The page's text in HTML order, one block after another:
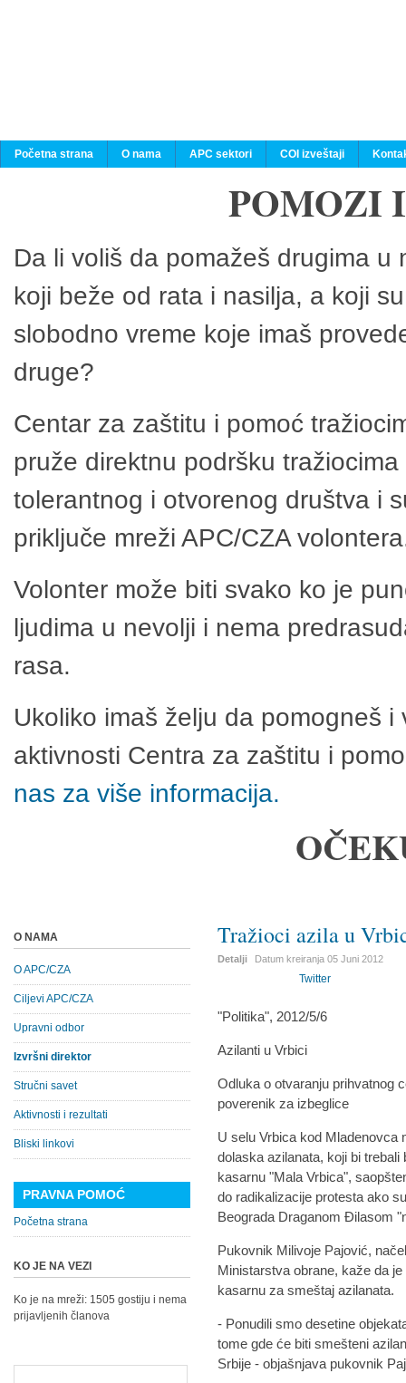
Početna strana O nama APC sektori COI izveštaji
POMOZI
Da li voliš da pomažeš drugima
koji beže od rata i nasilja, a koji
slobodno vreme koje imaš
druge?
Centar za zaštitu i pomoć
pruže direktnu podršku
tolerantnog i otvorenog društva i
priključe mreži APC/CZA
Volonter može biti svako ko je
ljudima u nevolji i nema
rasa.
Ukoliko imaš želju da pomogneš
aktivnosti Centra za zaštitu i
nas za više informacija.
Tražioci azila u
Detalji Datum kreiranja05 Juni 2012
Twitter
"Politika", 2012/5/6
Azilanti u Vrbici
Odluka o otvaranju prihvatnog
poverenik za izbeglice
U selu Vrbica kod Mladenovca
dolaska azilanata, koji bi
kasarnu "Mala Vrbica",
do radikalizacije protesta ako
Beograda Draganom Đilasom
Pukovnik Milivoje Pajović,
Ministarstva obrane, kaže da
kasarnu za smeštaj azilanata.
- Ponudili smo desetine
tome gde će biti smešteni
Srbije - objašnjava pukovnik
O NAMA
O APC/CZA
Ciljevi APC/CZA
Upravni odbor
Izvršni direktor
Stručni savet
Aktivnosti i rezultati
Bliski linkovi
PRAVNA POMOĆ
Početna strana
KO JE NA VEZI
Ko je na mreži: 1505 gostiju i nema
prijavljenih članova